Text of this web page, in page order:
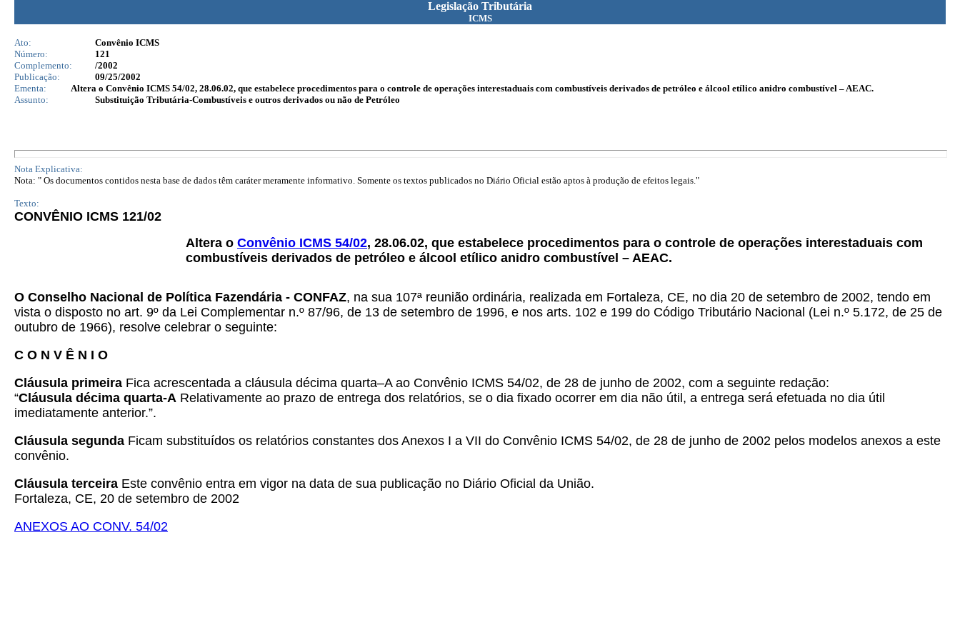
Legislação Tributária
ICMS
Ato:
Convênio ICMS
Número:
121
Complemento:
/2002
Publicação:
09/25/2002
Ementa:
Altera o Convênio ICMS 54/02, 28.06.02, que estabelece procedimentos para o controle de operações interestaduais com combustíveis derivados de petróleo e álcool etílico anidro combustível – AEAC.
Assunto:
Substituição Tributária-Combustíveis e outros derivados ou não de Petróleo
Nota Explicativa:
Nota: " Os documentos contidos nesta base de dados têm caráter meramente informativo. Somente os textos publicados no Diário Oficial estão aptos à produção de efeitos legais."
Texto:
CONVÊNIO ICMS 121/02
Altera o Convênio ICMS 54/02, 28.06.02, que estabelece procedimentos para o controle de operações interestaduais com
combustíveis derivados de petróleo e álcool etílico anidro combustível – AEAC.
O Conselho Nacional de Política Fazendária - CONFAZ, na sua 107ª reunião ordinária, realizada em Fortaleza, CE, no dia 20 de setembro de 2002, tendo em
vista o disposto no art. 9º da Lei Complementar n.º 87/96, de 13 de setembro de 1996, e nos arts. 102 e 199 do Código Tributário Nacional (Lei n.º 5.172, de 25 de
outubro de 1966), resolve celebrar o seguinte:
C O N V Ê N I O
Cláusula primeira Fica acrescentada a cláusula décima quarta–A ao Convênio ICMS 54/02, de 28 de junho de 2002, com a seguinte redação:
“Cláusula décima quarta-A Relativamente ao prazo de entrega dos relatórios, se o dia fixado ocorrer em dia não útil, a entrega será efetuada no dia útil
imediatamente anterior.”.
Cláusula segunda Ficam substituídos os relatórios constantes dos Anexos I a VII do Convênio ICMS 54/02, de 28 de junho de 2002 pelos modelos anexos a este
convênio.
Cláusula terceira Este convênio entra em vigor na data de sua publicação no Diário Oficial da União.
Fortaleza, CE, 20 de setembro de 2002
ANEXOS AO CONV. 54/02